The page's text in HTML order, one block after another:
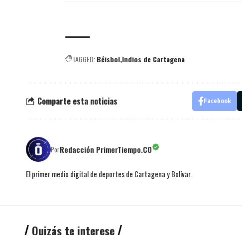
TAGGED:Béisbol Indios de Cartagena
Comparte esta noticias Facebook
PorRedacción PrimerTiempo.CO
El primer medio digital de deportes de Cartagena y Bolívar.
Quizás te interese